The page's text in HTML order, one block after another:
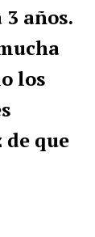
años.
los
que